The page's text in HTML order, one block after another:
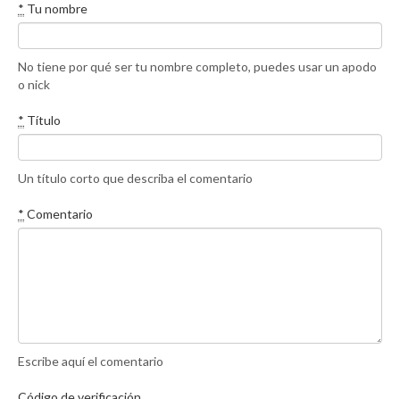
* Tu nombre
No tiene por qué ser tu nombre completo, puedes usar un apodo
o nick
* Título
Un título corto que describa el comentario
* Comentario
Escribe aquí el comentario